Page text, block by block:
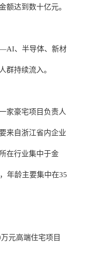
额达到数十亿元。
、半导体、新材
群持续流入。
家豪宅项目负责人
来自浙江省内企业
在行业集中于金
年龄主要集中在35
元高端住宅项目